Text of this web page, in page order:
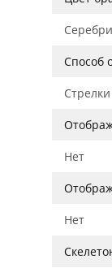
Способ
Нет
Нет